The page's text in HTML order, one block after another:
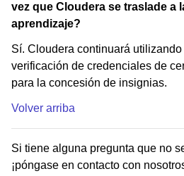
vez que Cloudera se traslade a
aprendizaje?
Sí. Cloudera continuará
verificación de credenciales de
para la concesión de insignias.
Volver arriba
Si tiene alguna pregunta que no
¡póngase en contacto con